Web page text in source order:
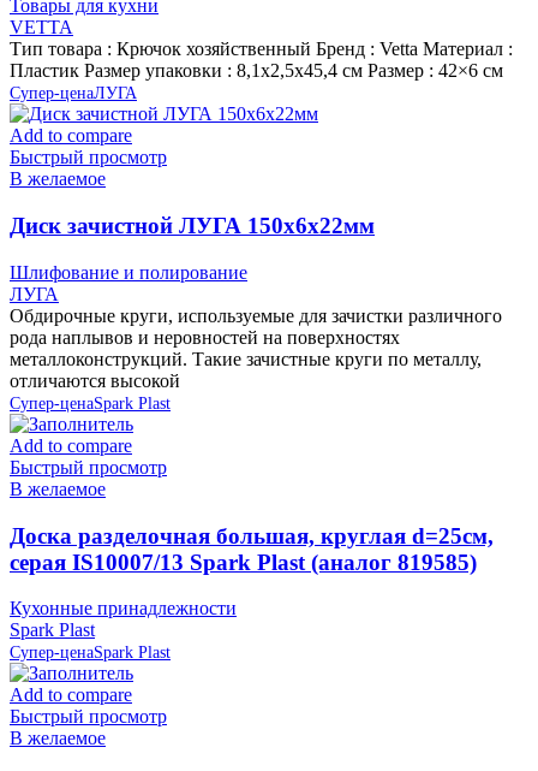
Товары для кухни
VETTA
Тип товара : Крючок хозяйственный Бренд : Vetta Материал :
Пластик Размер упаковки : 8,1х2,5х45,4 см Размер : 42×6 см
Супер-ценаЛУГА
Add to compare
Быстрый просмотр
В желаемое
Диск зачистной ЛУГА 150х6х22мм
Шлифование и полирование
ЛУГА
Обдирочные круги, используемые для зачистки различного
рода наплывов и неровностей на поверхностях
металлоконструкций. Такие зачистные круги по металлу,
отличаются высокой
Супер-ценаSpark Plast
Add to compare
Быстрый просмотр
В желаемое
Доска разделочная большая, круглая d=25см,
серая IS10007/13 Spark Plast (аналог 819585)
Кухонные принадлежности
Spark Plast
Супер-ценаSpark Plast
Add to compare
Быстрый просмотр
В желаемое